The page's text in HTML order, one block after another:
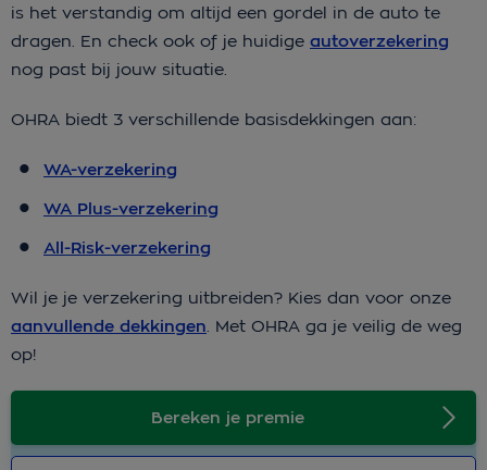
is het verstandig om altijd een gordel in de auto te
dragen. En check ook of je huidige autoverzekering
nog past bij jouw situatie.
OHRA biedt 3 verschillende basisdekkingen aan:
WA-verzekering
WA Plus-verzekering
All-Risk-verzekering
Wil je je verzekering uitbreiden? Kies dan voor onze
aanvullende dekkingen. Met OHRA ga je veilig de weg
op!
Bereken je premie